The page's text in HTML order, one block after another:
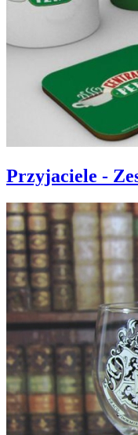
Przyjaciele -